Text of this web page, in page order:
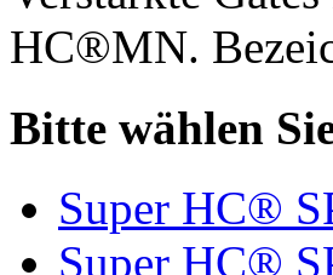
HC®MN.
Bitte wählen
Super HC®
Super HC®